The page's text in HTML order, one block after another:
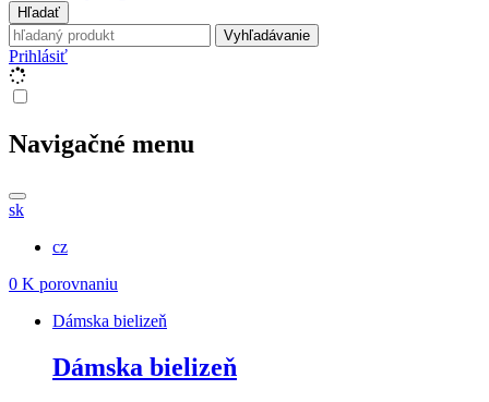
Hľadať
Vyhľadávanie
Prihlásiť
Navigačné menu
sk
cz
0 K porovnaniu
Dámska bielizeň
Dámska bielizeň